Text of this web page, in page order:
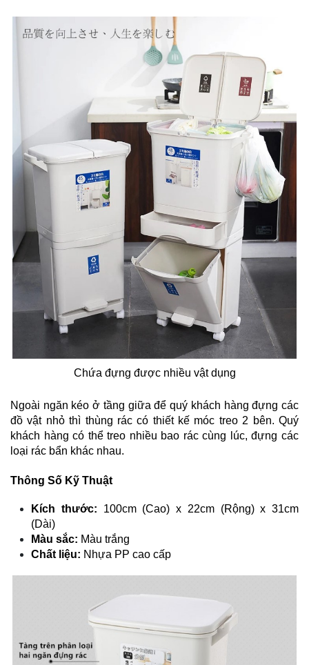
Chứa đựng được nhiều vật dụng
Ngoài ngăn kéo ở tầng giữa để quý khách hàng đựng các
đồ vật nhỏ thì thùng rác có thiết kế móc treo 2 bên. Quý
khách hàng có thể treo nhiều bao rác cùng lúc, đựng các
loại rác bẩn khác nhau.
Thông Số Kỹ Thuật
Kích thước: 100cm (Cao) x 22cm (Rộng) x 31cm
(Dài)
Màu sắc: Màu trắng
Chất liệu: Nhựa PP cao cấp